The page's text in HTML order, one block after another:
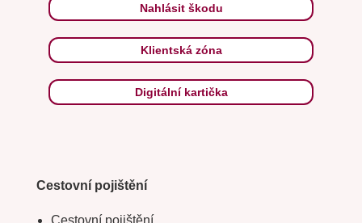
Nahlásit škodu
Klientská zóna
Digitální kartička
Cestovní pojištění
Cestovní pojištění